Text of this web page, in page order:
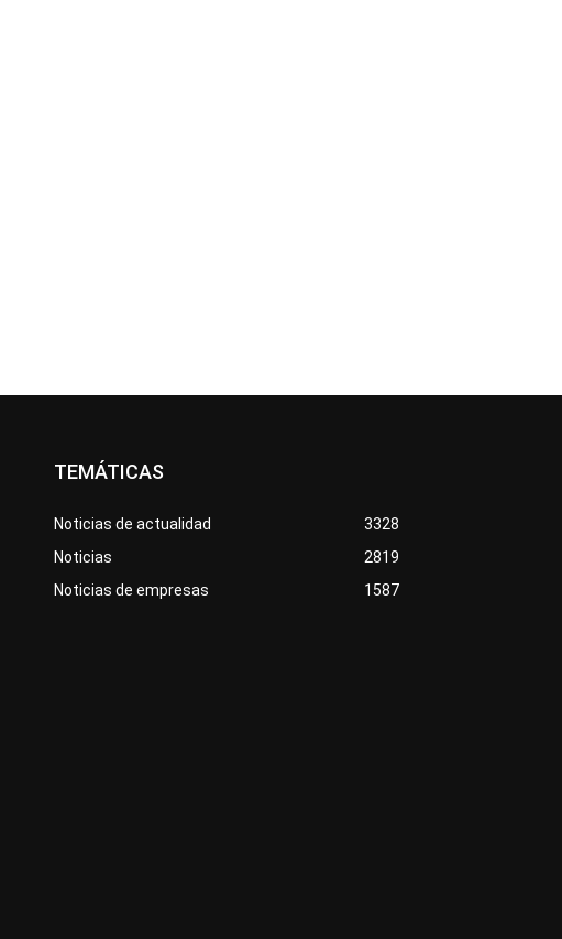
TEMÁTICAS
Noticias de actualidad
3328
Noticias
2819
Noticias de empresas
1587